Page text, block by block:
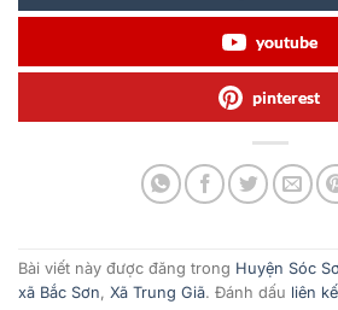
youtube
pinterest
Bài viết này được đăng trong Huyện Sóc
xã Bắc Sơn, Xã Trung Giã. Đánh dấu liên